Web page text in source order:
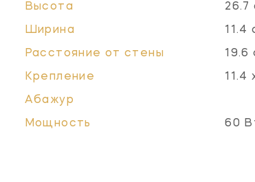
Высота 26.7
Ширина 11.4
Расстояние от стены 19.6
Крепление 11.4
Абажур
Мощность 60